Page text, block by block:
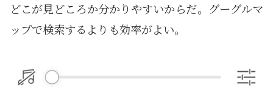
どこが見どころか分かりやすいからだ。グーグルマ
ップで検索するよりも効率がよい。